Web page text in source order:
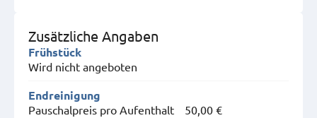
Zusätzliche Angaben
Frühstück
Wird nicht angeboten
Endreinigung
Pauschalpreis pro Aufenthalt 50,00 €